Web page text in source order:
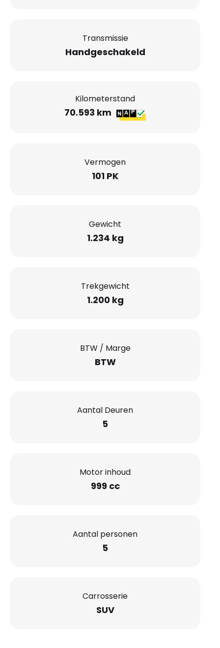
Transmissie
Handgeschakeld
Kilometerstand
70.593 km
Vermogen
101 PK
Gewicht
1.234 kg
Trekgewicht
1.200 kg
BTW / Marge
BTW
Aantal Deuren
5
Motor inhoud
999 cc
Aantal personen
5
Carrosserie
SUV